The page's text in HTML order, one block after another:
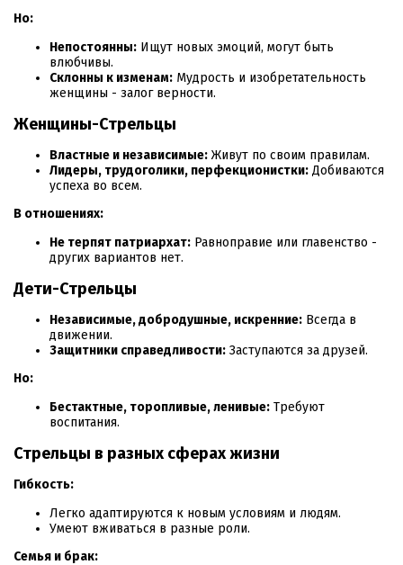
Но:
Непостоянны: Ищут новых эмоций, могут быть
влюбчивы.
Склонны к изменам: Мудрость и изобретательность
женщины - залог верности.
Женщины-Стрельцы
Властные и независимые:Живут по своим правилам.
Лидеры, трудоголики, перфекционистки: Добиваются
успеха во всем.
В отношениях:
Не терпят патриархат: Равноправие или главенство -
других вариантов нет.
Дети-Стрельцы
Независимые, добродушные, искренние: Всегда в
движении.
Защитники справедливости: Заступаются за друзей.
Но:
Бестактные, торопливые, ленивые: Требуют
воспитания.
Стрельцы в разных сферах жизни
Гибкость:
Легко адаптируются к новым условиям и людям.
Умеют вживаться в разные роли.
Семья и брак: